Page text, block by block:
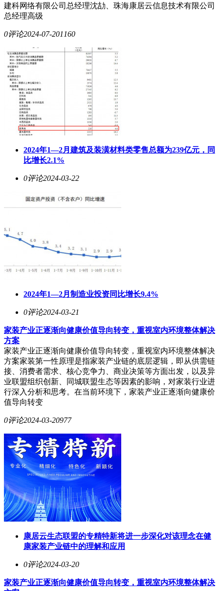
建科网络有限公司总经理沈劼、珠海康居云信息技术有限公司
总经理高级
0评论2024-07-201160
2024年1—2月建筑及装潢材料类零售总额为239亿元，同
比增长2.1%
0评论2024-03-22
2024年1—2月制造业投资同比增长9.4%
0评论2024-03-21
家装产业正逐渐向健康价值导向转变，重视室内环境整体解决
方案
家装产业正逐渐向健康价值导向转变，重视室内环境整体解决
方案家装第一性原理是指家装产业链的底层逻辑，即从供需链
接、消费者需求、核心竞争力、商业决策等方面出发，以及异
业联盟组织创新、同城联盟生态等因素的影响，对家装行业进
行深入分析和思考。在当前环境下，家装产业正逐渐向健康价
值导向转变
0评论2024-03-20977
康居云生态联盟的专精特新将进一步深化对该理念在健
康家装产业链中的理解和应用
0评论2024-03-20
家装产业正逐渐向健康价值导向转变，重视室内环境整体解决